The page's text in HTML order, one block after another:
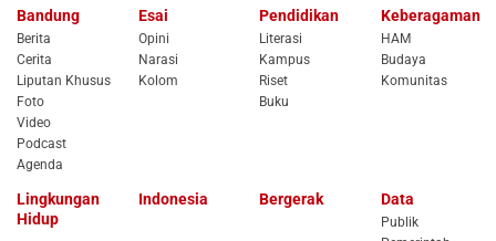
Bandung
Berita
Cerita
Liputan Khusus
Foto
Video
Podcast
Agenda
Esai
Opini
Narasi
Kolom
Pendidikan
Literasi
Kampus
Riset
Buku
Keberagaman
HAM
Budaya
Komunitas
Lingkungan
Hidup
Indonesia Bergerak Data
Publik